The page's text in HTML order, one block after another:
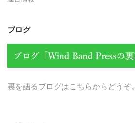
ブログ
裏を語るブログはこちらからどうぞ。